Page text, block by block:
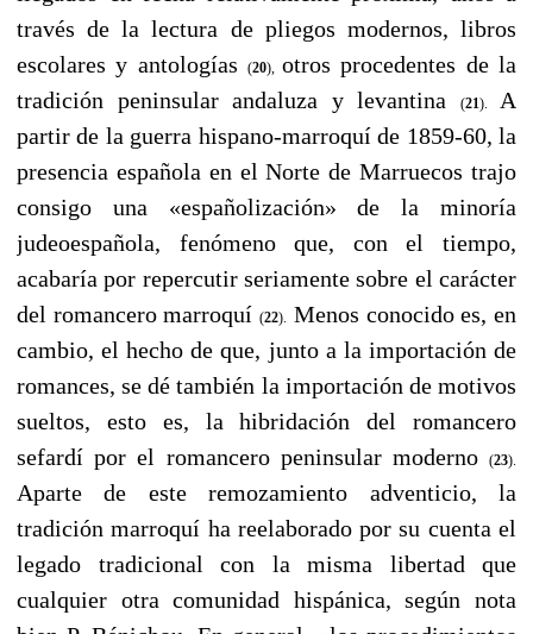
través de la lectura de pliegos modernos, libros
escolares y antologías
(20),otros procedentes de la
tradición peninsular andaluza y levantina
(21).
A
partir de la guerra hispano-marroquí de 1859-60, la
presencia española en el Norte de Marruecos trajo
consigo una «españolización» de la minoría
judeoespañola, fenómeno que, con el tiempo,
acabaría por repercutir seriamente sobre el carácter
del romancero marroquí(22).
Menos conocido es, en
cambio, el hecho de que, junto a la importación de
romances, se dé también la importación de motivos
sueltos, esto es, la hibridación del romancero
sefardí por el romancero peninsular moderno
(23).
Aparte de este remozamiento adventicio, la
tradición marroquí ha reelaborado por su cuenta el
legado tradicional con la misma libertad que
cualquier otra comunidad hispánica, según nota